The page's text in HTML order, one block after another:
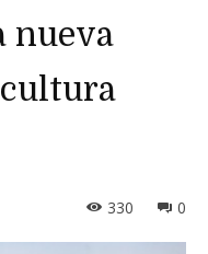
nueva
0
330